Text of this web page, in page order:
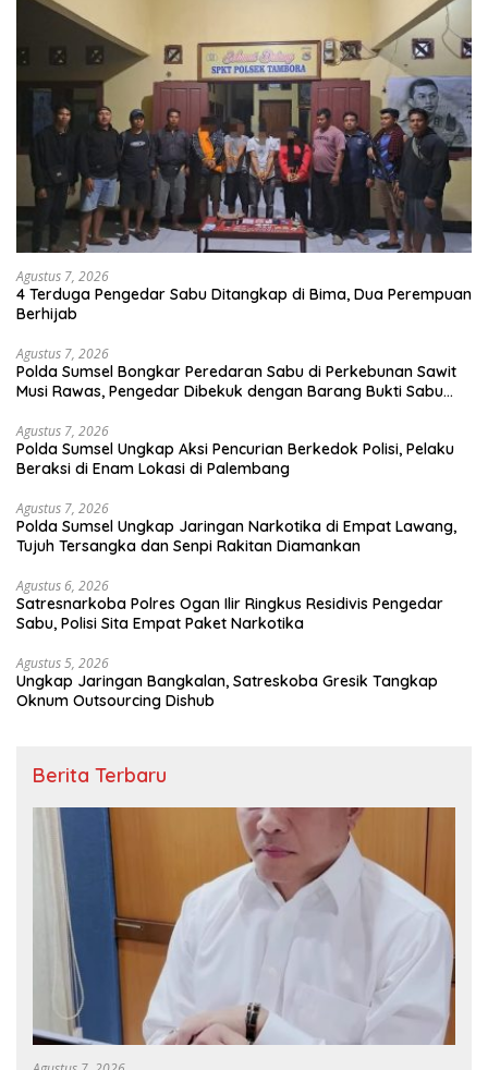
Agustus 7, 2026
4 Terduga Pengedar Sabu Ditangkap di Bima, Dua Perempuan
Berhijab
Agustus 7, 2026
Polda Sumsel Bongkar Peredaran Sabu di Perkebunan Sawit
Musi Rawas, Pengedar Dibekuk dengan Barang Bukti Sabu
Agustus 7, 2026
Polda Sumsel Ungkap Aksi Pencurian Berkedok Polisi, Pelaku
Beraksi di Enam Lokasi di Palembang
Agustus 7, 2026
Polda Sumsel Ungkap Jaringan Narkotika di Empat Lawang,
Tujuh Tersangka dan Senpi Rakitan Diamankan
Agustus 6, 2026
Satresnarkoba Polres Ogan Ilir Ringkus Residivis Pengedar
Sabu, Polisi Sita Empat Paket Narkotika
Agustus 5, 2026
Ungkap Jaringan Bangkalan, Satreskoba Gresik Tangkap
Oknum Outsourcing Dishub
Berita Terbaru